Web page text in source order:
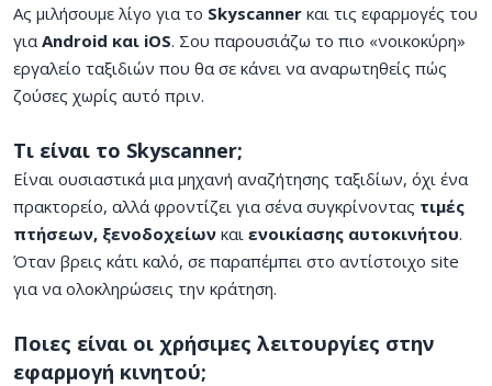
Ας μιλήσουμε λίγο για το Skyscanner και τις εφαρμογές του
για Android και iOS. Σου παρουσιάζω το πιο «νοικοκύρη»
εργαλείο ταξιδιών που θα σε κάνει να αναρωτηθείς πώς
ζούσες χωρίς αυτό πριν.
Τι είναι το Skyscanner;
Είναι ουσιαστικά μια μηχανή αναζήτησης ταξιδίων, όχι ένα
πρακτορείο, αλλά φροντίζει για σένα συγκρίνοντας τιμές
πτήσεων, ξενοδοχείων και ενοικίασης αυτοκινήτου.
Όταν βρεις κάτι καλό, σε παραπέμπει στο αντίστοιχο site
για να ολοκληρώσεις την κράτηση.
Ποιες είναι οι χρήσιμες λειτουργίες στην
εφαρμογή κινητού;